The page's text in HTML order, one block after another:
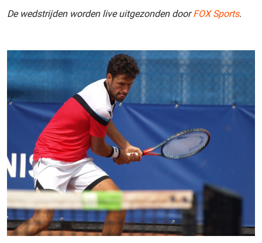
De wedstrijden worden live uitgezonden doorFOX Sports.